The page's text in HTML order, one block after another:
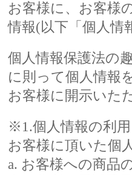
お客様に、お客様
情報(以下「個人情
個人情報保護法の
に則って個人情報
お客様に開示いた
※1.個人情報の利
お客様に頂いた個
a. お客様への商品